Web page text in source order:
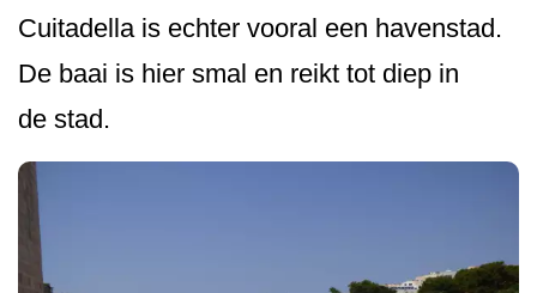
Cuitadella is echter vooral een havenstad.
De baai is hier smal en reikt tot diep in
de stad.